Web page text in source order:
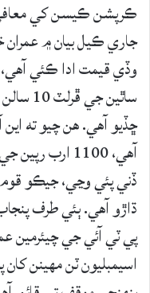
ڪرپشن ڪيسن کي
جاري ڪيل بيان ۾
وڏي قيمت ادا ڪئي
ڇڏيو آهي. هن چيو ته
آهي، 1100
ڏني پئي وڃي، جيڪو
ڌاڙو آهي. ٻئي طرف
پي ٽي آئي جي چيئرمين
اسيمبليون ٽن مهينن